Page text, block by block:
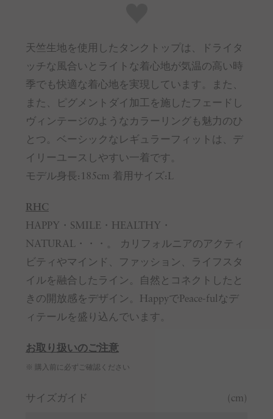
天竺生地を使用したタンクトップは、ドライタ
ッチな風合いとライトな着心地が気温の高い時
季でも快適な着心地を実現しています。また、
また、ピグメントダイ加工を施したフェードし
ヴィンテージのようなカラーリングも魅力のひ
とつ。ベーシックなレギュラーフィットは、デ
イリーユースしやすい一着です。
モデル身長:185cm 着用サイズ:L
RHC
HAPPY・SMILE・HEALTHY・
NATURAL・・・。 カリフォルニアのアクティ
ビティやマインド、ファッション、ライフスタ
イルを融合したライン。自然とコネクトしたと
きの開放感をデザイン。HappyでPeace-fulなデ
ィテールを盛り込んでいます。
お取り扱いのご注意
※ 購入前に必ずご確認ください
サイズガイド (cm)